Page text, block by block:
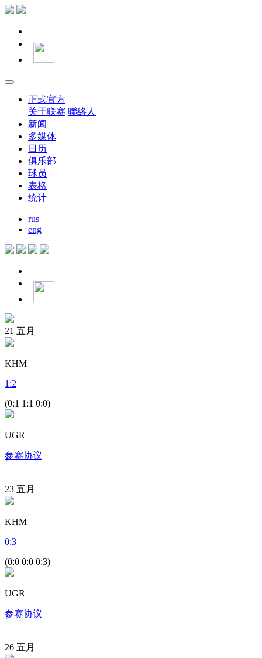
正式官方
关于联赛 聯絡人
新闻
多媒体
日历
俱乐部
球员
表格
统计
rus
eng
21 五月
KHM
1 :2
(0:1 1:1 0:0)
UGR
参赛协议
23 五月
KHM
0:3
(0:0 0:0 0:3)
UGR
参赛协议
26 五月